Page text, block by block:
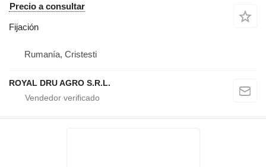
Precio a consultar
Fijación
Rumanía, Cristesti
ROYAL DRU AGRO S.R.L.